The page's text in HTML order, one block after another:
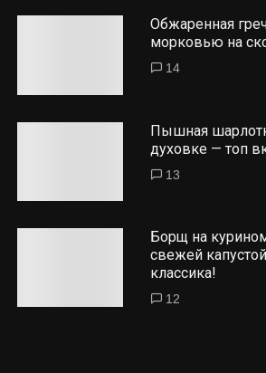
Обжаренная
морковью на
14
Пышная
духовке — топ
13
Борщ на
свежей
классика!
12